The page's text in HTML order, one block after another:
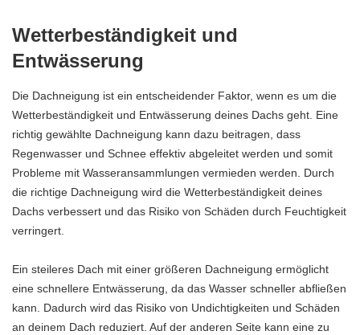
Wetterbeständigkeit und
Entwässerung
Die Dachneigung ist ein entscheidender Faktor, wenn es um die
Wetterbeständigkeit und Entwässerung deines Dachs geht. Eine
richtig gewählte Dachneigung kann dazu beitragen, dass
Regenwasser und Schnee effektiv abgeleitet werden und somit
Probleme mit Wasseransammlungen vermieden werden. Durch
die richtige Dachneigung wird die Wetterbeständigkeit deines
Dachs verbessert und das Risiko von Schäden durch Feuchtigkeit
verringert.
Ein steileres Dach mit einer größeren Dachneigung ermöglicht
eine schnellere Entwässerung, da das Wasser schneller abfließen
kann. Dadurch wird das Risiko von Undichtigkeiten und Schäden
an deinem Dach reduziert. Auf der anderen Seite kann eine zu